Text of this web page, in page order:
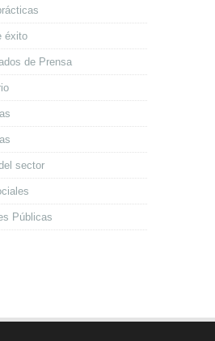
éxito
de Prensa
sector
Públicas